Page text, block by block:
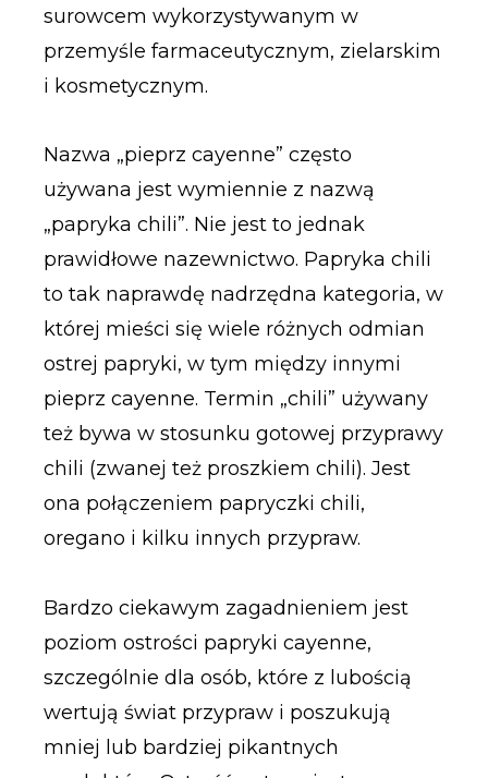
surowcem wykorzystywanym w
przemyśle farmaceutycznym, zielarskim
i kosmetycznym.
Nazwa „pieprz cayenne” często
używana jest wymiennie z nazwą
„papryka chili”. Nie jest to jednak
prawidłowe nazewnictwo. Papryka chili
to tak naprawdę nadrzędna kategoria, w
której mieści się wiele różnych odmian
ostrej papryki, w tym między innymi
pieprz cayenne. Termin „chili” używany
też bywa w stosunku gotowej przyprawy
chili (zwanej też proszkiem chili). Jest
ona połączeniem papryczki chili,
oregano i kilku innych przypraw.
Bardzo ciekawym zagadnieniem jest
poziom ostrości papryki cayenne,
szczególnie dla osób, które z lubością
wertują świat przypraw i poszukują
mniej lub bardziej pikantnych